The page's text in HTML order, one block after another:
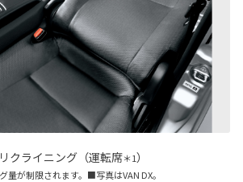
クライニング（運転席＊1）
量が制限されます。■写真はVAN DX。